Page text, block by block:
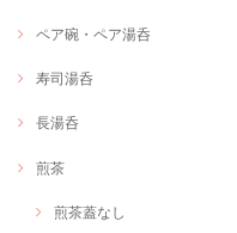
ペア碗・ペア湯呑
寿司湯呑
長湯呑
煎茶
煎茶蓋なし